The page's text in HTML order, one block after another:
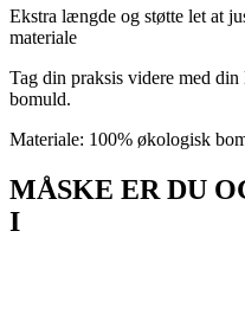
Ekstra længde og støtte let at
materiale
Tag din praksis videre med
bomuld.
Materiale: 100% økologisk
MÅSKE ER DU
I